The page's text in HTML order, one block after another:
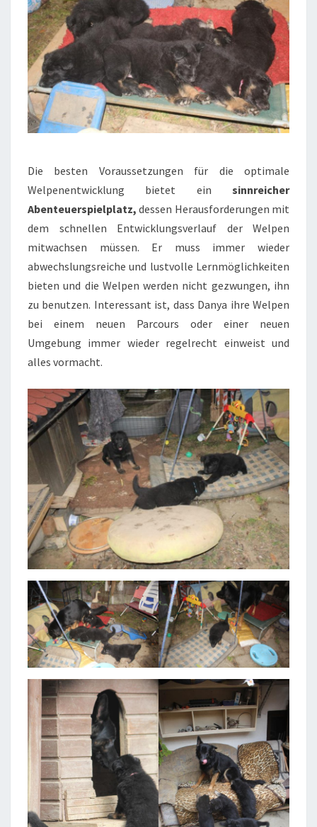
Die besten Voraussetzungen für die optimale
Welpenentwicklung bietet ein sinnreicher
Abenteuerspielplatz,dessen Herausforderungen mit
dem schnellen Entwicklungsverlauf der Welpen
mitwachsen müssen. Er muss immer wieder
abwechslungsreiche und lustvolle Lernmöglichkeiten
bieten und die Welpen werden nicht gezwungen, ihn
zu benutzen. Interessant ist, dass Danya ihre Welpen
bei einem neuen Parcours oder einer neuen
Umgebung immer wieder regelrecht einweist und
alles vormacht.